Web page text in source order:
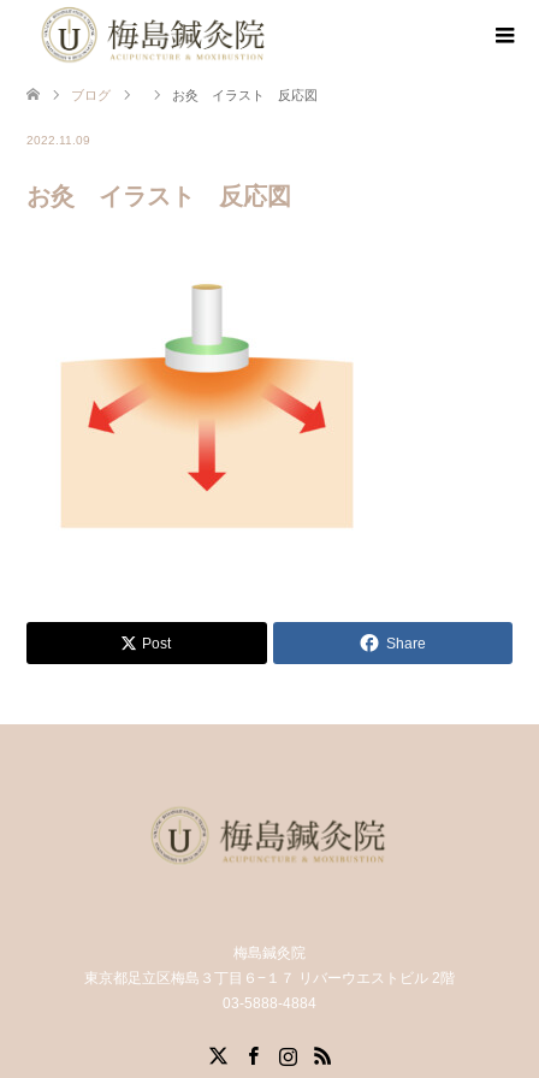
ブログ お灸 イラスト 反応図
2022.11.09
お灸 イラスト 反応図
Post Share
梅島鍼灸院
東京都足立区梅島３丁目６−１７ リバーウエストビル 2階
03-5888-4884
RSS